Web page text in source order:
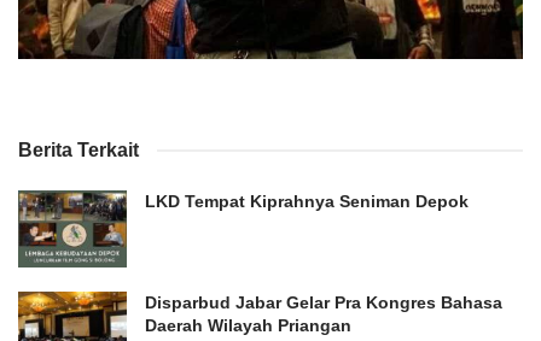
Berita Terkait
LKD Tempat Kiprahnya Seniman Depok
Disparbud Jabar Gelar Pra Kongres Bahasa
Daerah Wilayah Priangan